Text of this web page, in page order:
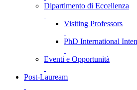
Dipartimento di Eccellenza
Visiting Professors
PhD International
Eventi e Opportunità
Post-Lauream